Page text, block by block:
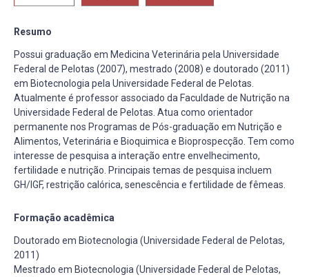
Resumo
Possui graduação em Medicina Veterinária pela Universidade
Federal de Pelotas (2007), mestrado (2008) e doutorado (2011)
em Biotecnologia pela Universidade Federal de Pelotas.
Atualmente é professor associado da Faculdade de Nutrição na
Universidade Federal de Pelotas. Atua como orientador
permanente nos Programas de Pós-graduação em Nutrição e
Alimentos, Veterinária e Bioquimica e Bioprospecção. Tem como
interesse de pesquisa a interação entre envelhecimento,
fertilidade e nutrição. Principais temas de pesquisa incluem
GH/IGF, restrição calórica, senescência e fertilidade de fêmeas.
Formação acadêmica
Doutorado em Biotecnologia (Universidade Federal de Pelotas,
2011)
Mestrado em Biotecnologia (Universidade Federal de Pelotas,